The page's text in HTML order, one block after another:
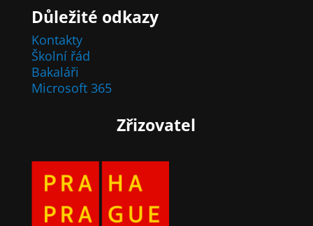
Důležité odkazy
Kontakty
Školní řád
Bakaláři
Microsoft 365
Zřizovatel